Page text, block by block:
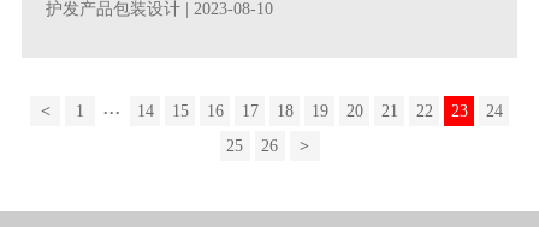
护发产品包装设计 | 2023-08-10
< 1 ... 14 15 16 17 18 19 20 21 22 23
24
25
26 >